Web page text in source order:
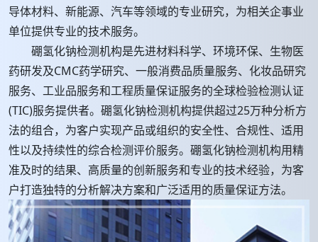
导体材料、新能源、汽车等领域的专业研究，为相关企事业
单位提供专业的技术服务。
硼氢化钠检测机构是先进材料科学、环境环保、生物医
药研发及CMC药学研究、一般消费品质量服务、化妆品研究
服务、工业品服务和工程质量保证服务的全球检验检测认证
(TIC)服务提供者。硼氢化钠检测机构提供超过25万种分析方
法的组合，为客户实现产品或组织的安全性、合规性、适用
性以及持续性的综合检测评价服务。硼氢化钠检测机构用精
准及时的结果、高质量的创新服务和专业的技术经验，为客
户打造独特的分析解决方案和广泛适用的质量保证方法。